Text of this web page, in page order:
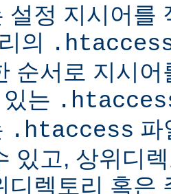
설정 지시어를
의
순서로 지시
는
.htaccess 파
있고, 상위디
디렉토리 혹은